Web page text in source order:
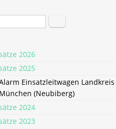
Suche
2026
2025
Einsatzleitwagen Landkreis
München (Neubiberg)
2024
2023